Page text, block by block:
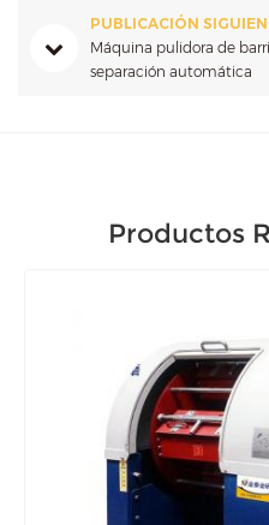
PUBLICACIÓN
Máquina pulidora de
separación automática
Productos